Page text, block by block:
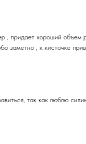
, придает хороший объем
заметно , к кисточке
так как люблю